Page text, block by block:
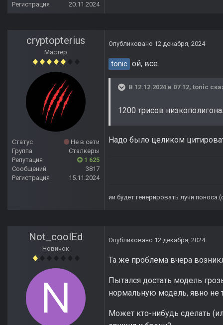
Регистрация
20.11.2024
cryptopterius
Мастер
Статус
Не в сети
Группа
Сталкеры
Репутация
1 625
Сообщений
3817
Регистрация
15.11.2024
Опубликовано 12 декабря, 2024
tonic ой, все.
В 12.12.2024 в 07:12, tonic
1200 трисов
Надо было целиком
ии будет генерировать лучи
Not_coolEd
Новичок
Опубликовано 12 декабря, 2024
Та же проблема вчера
Пытался достать модель
нормальную модель, явно не
Может кто-нибудь сделать